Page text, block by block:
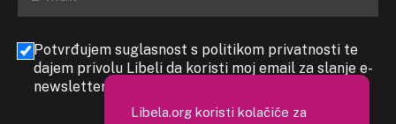
Potvrđujem suglasnost s politikom privatnosti te
dajem privolu Libeli da koristi moj email za slanje e-
newslettera
Libela.org koristi kolačiće za